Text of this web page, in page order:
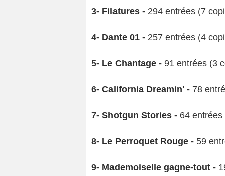
3- Filatures - 294 entrées (7
4- Dante 01 - 257 entrées (4
5- Le Chantage - 91 entrées (3
6- California Dreamin' - 78
7- Shotgun Stories - 64
8- Le Perroquet Rouge - 59
9- Mademoiselle gagne-tout -